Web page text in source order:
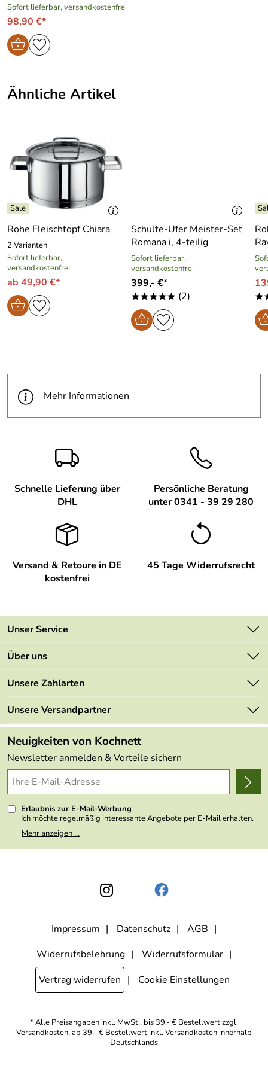
Sofort lieferbar, versandkostenfrei
98,90 €*
Ähnliche Artikel
Rohe Fleischtopf Chiara
2 Varianten
Sofort lieferbar,
versandkostenfrei
ab 49,90 €*
Schulte-Ufer Meister-Set
Romana i, 4-teilig
Sofort lieferbar,
versandkostenfrei
399,- €*
***** (2)
Mehr Informationen
Schnelle Lieferung über
DHL
Persönliche Beratung
unter 0341 - 39 29 280
Versand & Retoure in DE
kostenfrei
45 Tage Widerrufsrecht
Unser Service
Kontakt
Retourenportal
Lieferbedingungen
Kundenlogin
Über uns
Unsere Bestseller
Neu
Kundenbewertungen (48.985)
4,9/5
Unsere Zahlarten
Unsere Versandpartner
Neuigkeiten von Kochnett
Newsletter anmelden & Vorteile sichern
Erlaubnis zur E-Mail-Werbung
Ich möchte regelmäßig interessante Angebote per E-Mail erhalten.
Meine E-Mail-Adresse wird nicht an andere Unternehmen
weitergegeben. Zu statistischen Zwecken wird in anonymer Form
den Link "Abmelden" am Ende des Newsletters anklicke oder die
Option Newsletter im Mitgliederbereich deaktiviere. Die
habe ich zur Kenntnis genommen.
Mehr anzeigen ...
Impressum Datenschutz
AGB
Widerrufsbelehrung
Widerrufsformular
Vertrag widerrufen
Cookie Einstellungen
* Alle Preisangaben inkl. MwSt., bis 39,- € Bestellwert zzgl.
Versandkosten, ab 39,- € Bestellwert inkl.Versandkosten innerhalb
Deutschlands